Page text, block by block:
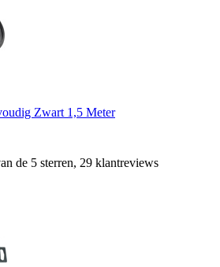
Zwart 1,5 Meter
de 5 sterren, 29 klantreviews